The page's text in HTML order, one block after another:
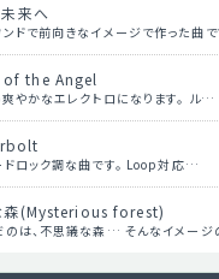
来へ
ンドで前向きなイメージで作った曲
the Angel
爽やかなエレクトロになります。 ル…
ドロック調な曲です。 Loop対応…
森(Mysterious forest)
のは、不思議な森… そんなイメー